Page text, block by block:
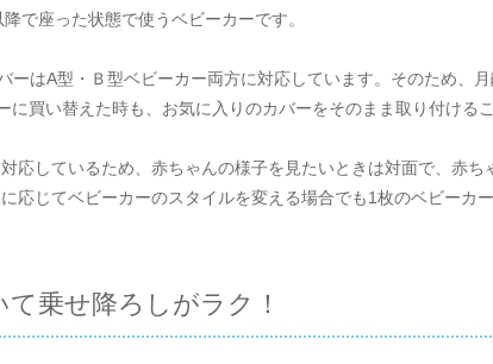
で座った状態で使うベビーカーです。
ーはA型・Ｂ型ベビーカー両方に対応しています。そのため、
に買い替えた時も、お気に入りのカバーをそのまま取り付ける
応しているため、赤ちゃんの様子を見たいときは対面で、赤ち
応じてベビーカーのスタイルを変える場合でも1枚のベビーカ
乗せ降ろしがラク！